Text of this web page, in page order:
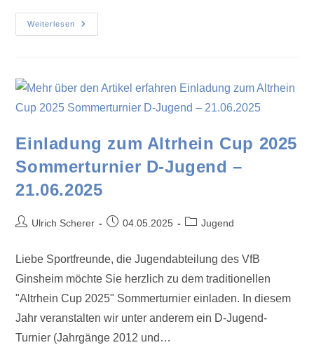
Weiterlesen
Einladung zum Altrhein Cup 2025
Sommerturnier D-Jugend –
21.06.2025
Ulrich Scherer 04.05.2025 Jugend
Liebe Sportfreunde, die Jugendabteilung des VfB
Ginsheim möchte Sie herzlich zu dem traditionellen
"Altrhein Cup 2025" Sommerturnier einladen. In diesem
Jahr veranstalten wir unter anderem ein D-Jugend-
Turnier (Jahrgänge 2012 und…